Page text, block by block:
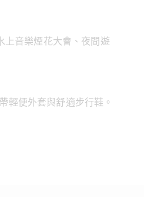
上音樂煙花大會、夜間遊
輕便外套與舒適步行鞋。